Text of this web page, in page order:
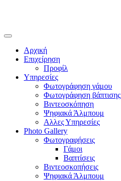
Αρχική
Επιχείρηση
Προφίλ
Υπηρεσίες
Φωτογράφηση γάμου
Φωτογράφηση βάπτισης
Βιντεοσκόπηση
Ψηφιακά Άλμπουμ
Αλλες Υπηρεσίες
Photo Gallery
Φωτογραφήσεις
Γάμοι
Βαπτίσεις
Βιντεοσκοπήσεις
Ψηφιακά Άλμπουμ